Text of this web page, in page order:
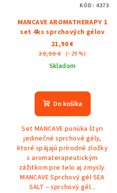
MANCAVE AROMATHERAPY 1
set 4ks sprchových gélov
21,90 €
30,90 € (–29 %)
Skladom
Do košíka
Set MANCAVE ponúka štyri
jedinečné sprchové gély,
ktoré spájajú prírodné zložky
s aromaterapeutickým
zážitkom pre telo aj zmysly.
MANCAVE Sprchový gél SEA
SALT – sprchový gél...
KÓD: 4373